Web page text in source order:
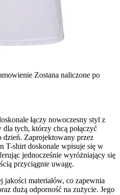
Zostana naliczone po
łączy nowoczesny styl z
tych, którzy chcą połączyć
dzień. Zaprojektowany przez
T-shirt doskonale wpisuje się w
jednocześnie wyróżniający się
przyciągnie uwagę.
materiałów, co zapewnia
dużą odporność na zużycie. Jego